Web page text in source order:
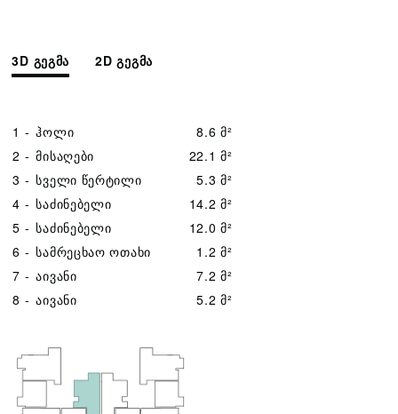
3D გეგმა 2D გეგმა
1 - ჰოლი
8.6 მ²
2 - მისაღები
22.1 მ²
3 - სველი წერტილი
5.3 მ²
4 - საძინებელი
14.2 მ²
5 - საძინებელი
12.0 მ²
6 - სამრეცხაო ოთახი
1.2 მ²
7 - აივანი
7.2 მ²
8 - აივანი 5.2 მ²